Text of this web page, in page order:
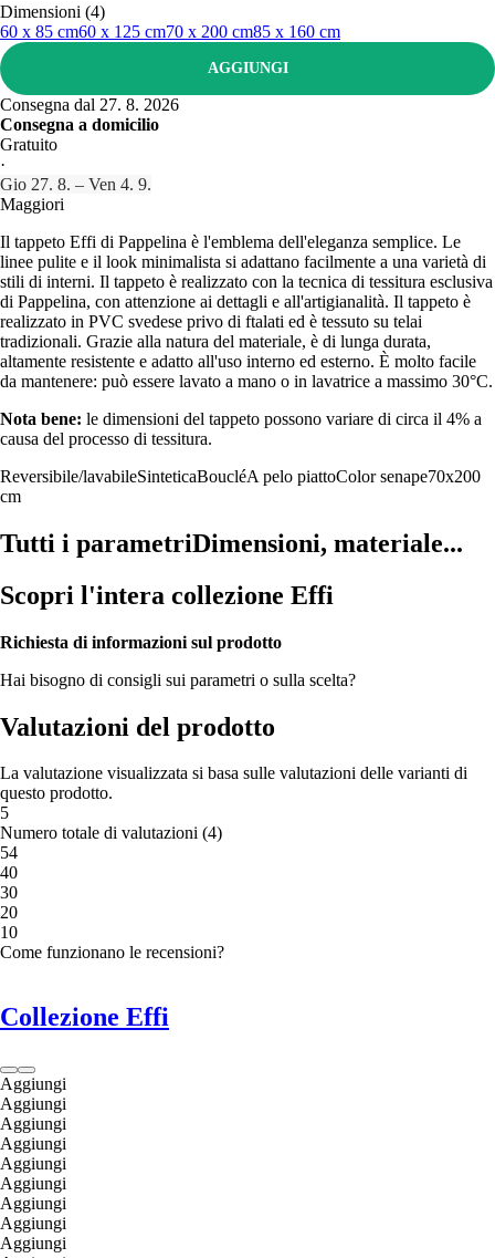
Dimensioni (4)
60 x 85 cm60 x 125 cm70 x 200 cm85 x 160 cm
AGGIUNGI
Consegna dal 27. 8. 2026
Consegna a domicilio
Gratuito
·
Gio 27. 8. – Ven 4. 9.
Maggiori
Il tappeto Effi di Pappelina è l'emblema dell'eleganza semplice. Le
linee pulite e il look minimalista si adattano facilmente a una varietà di
stili di interni. Il tappeto è realizzato con la tecnica di tessitura esclusiva
di Pappelina, con attenzione ai dettagli e all'artigianalità. Il tappeto è
realizzato in PVC svedese privo di ftalati ed è tessuto su telai
tradizionali. Grazie alla natura del materiale, è di lunga durata,
altamente resistente e adatto all'uso interno ed esterno. È molto facile
da mantenere: può essere lavato a mano o in lavatrice a massimo 30°C.
Nota bene: le dimensioni del tappeto possono variare di circa il 4% a
causa del processo di tessitura.
Reversibile/lavabileSinteticaBoucléA pelo piattoColor senape70x200
cm
Tutti i parametriDimensioni, materiale...
Scopri l'intera collezione Effi
Richiesta di informazioni sul prodotto
Hai bisogno di consigli sui parametri o sulla scelta?
Valutazioni del prodotto
La valutazione visualizzata si basa sulle valutazioni delle varianti di
questo prodotto.
5
Numero totale di valutazioni (4)
54
40
30
20
10
Come funzionano le recensioni?
Collezione Effi
Aggiungi
Aggiungi
Aggiungi
Aggiungi
Aggiungi
Aggiungi
Aggiungi
Aggiungi
Aggiungi